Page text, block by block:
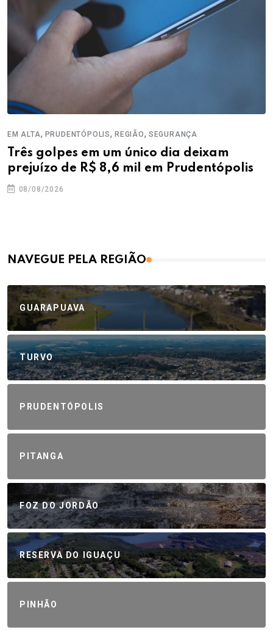
EM ALTA, PRUDENTÓPOLIS,REGIÃO, SEGURANÇA
Três golpes em um único dia deixam
prejuízo de R$ 8,6 mil em Prudentópolis
08/08/2026
NAVEGUE PELA REGIÃO
GUARAPUAVA
TURVO
PRUDENTÓPOLIS
PITANGA
FOZ DO JORDÃO
RESERVA DO IGUAÇU
PINHÃO